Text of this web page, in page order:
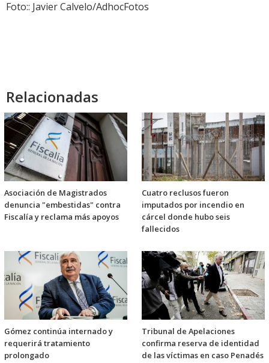
Foto:: Javier Calvelo/AdhocFotos
Relacionadas
Asociación de Magistrados
denuncia "embestidas" contra
Fiscalía y reclama más apoyos
Cuatro reclusos fueron
imputados por incendio en
cárcel donde hubo seis
fallecidos
Gómez continúa internado y
requerirá tratamiento
prolongado
Tribunal de Apelaciones
confirma reserva de identidad
de las víctimas en caso Penadés